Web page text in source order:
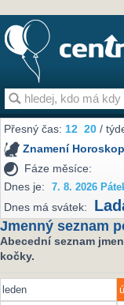
Přesný čas:12 20 /
Znamení
Fáze měsíce:
Dnes je:
7. 8. 2026
Dnes má svátek:
Jmenný seznam
Abecední seznam
kočky.
leden